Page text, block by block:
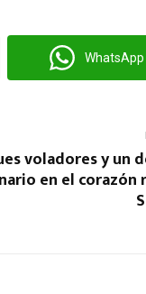
WhatsApp
voladores y un
en el corazón